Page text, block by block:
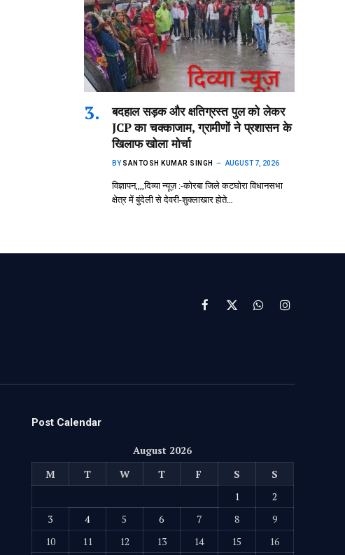
बदहाल सड़क और क्षतिग्रस्त पुल को लेकर
JCP का चक्काजाम, ग्रामीणों ने प्रशासन के
खिलाफ खोला मोर्चा
BY SANTOSH KUMAR SINGH AUGUST 7, 2026
विज्ञापन,,,,दिव्या न्यूज़ :-कोरबा जिले कटघोरा विधानसभा
क्षेत्र में बुंदेली से देवरी-शुक्लाखार होते…
Facebook
X
WhatsAppInstagram
Post Calendar
August 2026
M
T W T F S
S
1
2
3
4 5 6 7 8
9
10
11 12 13 14 15 16